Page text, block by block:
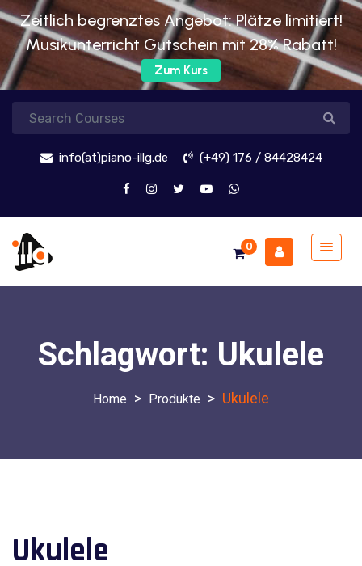
Zeitlich begrenztes Angebot: Plätze limitiert!
Musikunterricht Gutschein mit 28% Rabatt!
Zum Kurs
info(at)piano-illg.de (+49) 176 / 84428424
0
Schlagwort: Ukulele
> Produkte > Ukulele
Ukulele